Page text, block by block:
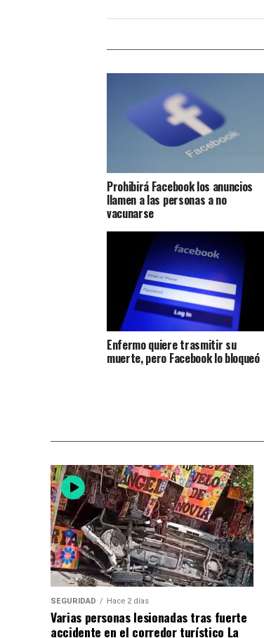
Prohibirá Facebook los anuncios
llamen a las personas a no
vacunarse
Enfermo quiere trasmitir su
muerte, pero Facebook lo bloqueó
SEGURIDAD Hace 2 días
Varias personas lesionadas tras fuerte
accidente en el corredor turístico La